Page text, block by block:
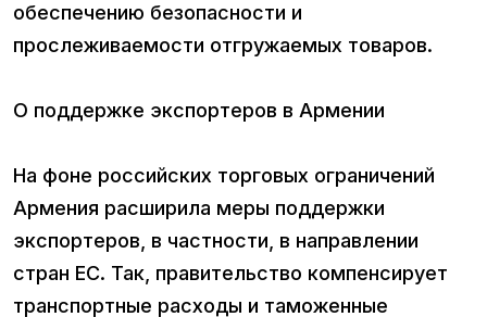
обеспечению безопасности и
прослеживаемости отгружаемых товаров.
О поддержке экспортеров в Армении
На фоне российских торговых ограничений
Армения расширила меры поддержки
экспортеров, в частности, в направлении
стран ЕС. Так, правительство компенсирует
транспортные расходы и таможенные